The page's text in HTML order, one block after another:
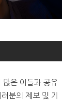
패키징 대기 중
오픈AI
많은 이들과 공유
분의 제보 및 기